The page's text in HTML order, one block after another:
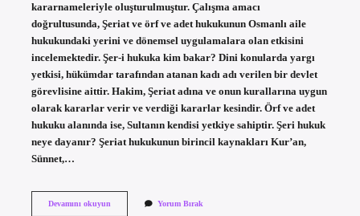
kararnameleriyle oluşturulmuştur. Çalışma amacı
doğrultusunda, Şeriat ve örf ve adet hukukunun Osmanlı aile
hukukundaki yerini ve dönemsel uygulamalara olan etkisini
incelemektedir. Şer-i hukuka kim bakar? Dini konularda yargı
yetkisi, hükümdar tarafından atanan kadı adı verilen bir devlet
görevlisine aittir. Hakim, Şeriat adına ve onun kurallarına uygun
olarak kararlar verir ve verdiği kararlar kesindir. Örf ve adet
hukuku alanında ise, Sultanın kendisi yetkiye sahiptir. Şeri hukuk
neye dayanır? Şeriat hukukunun birincil kaynakları Kur’an,
Sünnet,…
Devamını okuyunŞeri
Yorum Bırak